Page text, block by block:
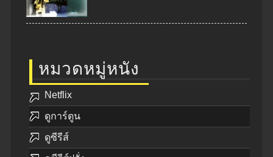
หมวดหมู่หนัง
Netflix
ดูการ์ตูน
ดูซีรีส์